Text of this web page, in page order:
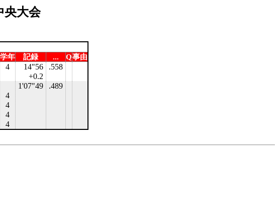
央大会
学年 記録 ... Q事由
4
14"56
+0.2
.558
4
4
4
4
1'07"49 .489